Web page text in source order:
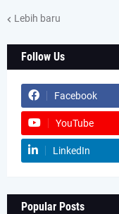
Lebih baru
Follow Us
Facebook
YouTube
LinkedIn
Popular Posts